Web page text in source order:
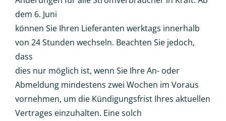
dem 6. Juni
können Sie Ihren Lieferanten werktags innerhalb
von 24 Stunden wechseln. Beachten Sie jedoch,
dass
dies nur möglich ist, wenn Sie Ihre An- oder
Abmeldung mindestens zwei Wochen im Voraus
vornehmen, um die Kündigungsfrist Ihres aktuellen
Vertrages einzuhalten. Eine solch